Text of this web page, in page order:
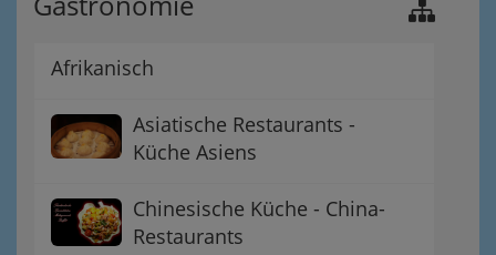
Afrikanisch
Asiatische Restaurants -
Küche Asiens
Chinesische Küche - China-
Restaurants